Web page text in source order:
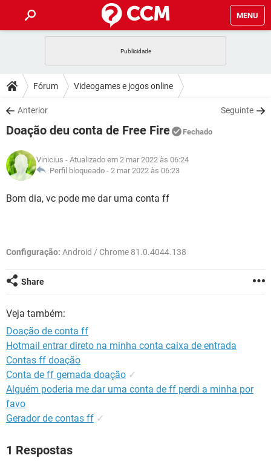
MENU
CELULAR FACEBOOK
OUTLOOK
INSTAGRAM GMAIL
GUIA DE COMPRAS
DICAS
JOGOS WHATSAPP
INSTAGRAM GMAIL
GUIA DE COMPRAS
DOWNLOADS
JOGOS WHATSAPP
CELULAR
OUTLOOK EXCEL
INSTAGRAM GMAIL
FÓRUM
JOGOS WHATSAPP
CELULAR
OUTLOOK EXCEL
GLOSSÁRIO
JOGOS WHATSAPP
INSTAGRAM GMAIL
GUIA DE COMPRAS
Fórum Videogames e jogos online
Anterior Seguinte
Doação deu conta de Free Fire Fechado
Vinicius - Atualizado em 2 mar 2022 às 06:24
Perfil bloqueado - 2 mar 2022 às 06:23
Bom dia, vc pode me dar uma conta ff
Configuração: Android / Chrome 81.0.4044.138
Share
Veja também:
Doação de conta ff
Hotmail entrar direto na minha conta caixa de entrada
Contas ff doação
Conta de ff gemada doação ✓
Alguém poderia me dar uma conta de ff perdi a minha por
favo
Gerador de contas ff ✓
1 Respostas